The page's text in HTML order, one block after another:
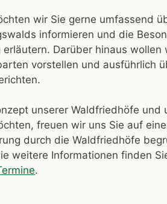
wir Sie gerne umfassend
informieren und die
Darüber hinaus wollen
vorstellen und ausführlich
unserer Waldfriedhöfe und
freuen wir uns Sie auf
durch die Waldfriedhöfe
weitere Informationen finden
.